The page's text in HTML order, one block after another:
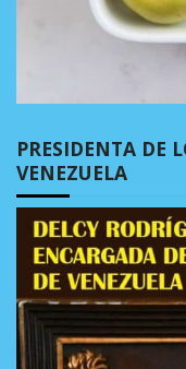
PRESIDENTA DE
VENEZUELA